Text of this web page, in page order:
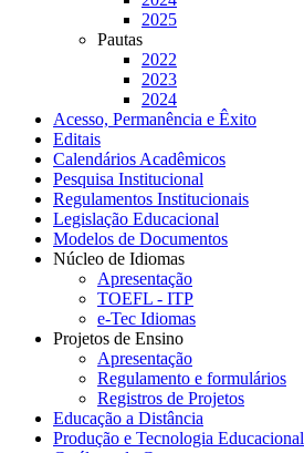
2025
Pautas
2022
2023
2024
Acesso, Permanência e Êxito
Editais
Calendários Acadêmicos
Pesquisa Institucional
Regulamentos Institucionais
Legislação Educacional
Modelos de Documentos
Núcleo de Idiomas
Apresentação
TOEFL - ITP
e-Tec Idiomas
Projetos de Ensino
Apresentação
Regulamento e formulários
Registros de Projetos
Educação a Distância
Produção e Tecnologia Educacional